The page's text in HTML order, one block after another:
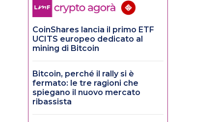
CoinShares lancia il primo ETF
UCITS europeo dedicato al
mining di Bitcoin
Bitcoin, perché il rally si è
fermato: le tre ragioni che
spiegano il nuovo mercato
ribassista